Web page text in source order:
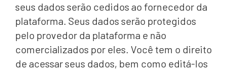
seus dados serão cedidos ao fornecedor da
plataforma. Seus dados serão protegidos
pelo provedor da plataforma e não
comercializados por eles. Você tem o direito
de acessar seus dados, bem como editá-los